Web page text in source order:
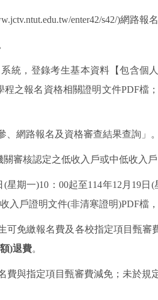
enter42/s42/)網路報
統，登錄考生基本資料【包含個
程之報名資格相關證明文件PDF檔
、網路報名及資格審查結果查詢」。
關審核認定之低收入戶或中低收入
(星期一)10 ： 00起至114年12 月 19日 (
入戶證明文件(非清寒證明)PDF檔
可免繳報名費及各校指定項目甄審
)退費。
費與指定項目甄審費減免；未於